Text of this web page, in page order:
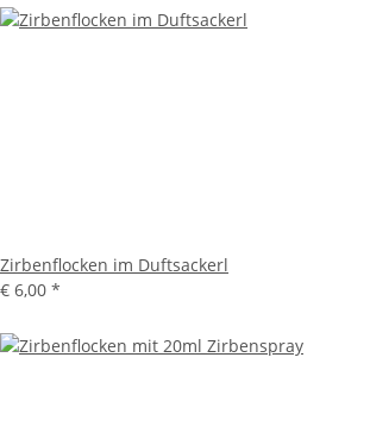
Zirbenflocken im Duftsackerl
€ 6,00 *